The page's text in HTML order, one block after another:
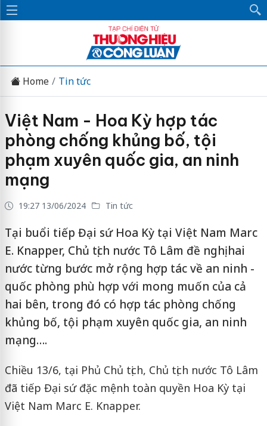
Home Tin tức
Việt Nam - Hoa Kỳ hợp tác
phòng chống khủng bố, tội
phạm xuyên quốc gia, an ninh
mạng
19:27 13/06/2024 Tin tức
Tại buổi tiếp Đại sứ Hoa Kỳ tại Việt Nam Marc
E. Knapper, Chủ tịch nước Tô Lâm đề nghị hai
nước từng bước mở rộng hợp tác về an ninh -
quốc phòng phù hợp với mong muốn của cả
hai bên, trong đó có hợp tác phòng chống
khủng bố, tội phạm xuyên quốc gia, an ninh
mạng….
Chiều 13/6, tại Phủ Chủ tịch, Chủ tịch nước Tô Lâm
đã tiếp Đại sứ đặc mệnh toàn quyền Hoa Kỳ tại
Việt Nam Marc E. Knapper.